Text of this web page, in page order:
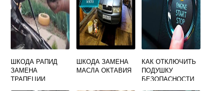
ШКОДА РАПИД
ЗАМЕНА
ТРАПЕЦИИ
ШКОДА ЗАМЕНА
МАСЛА ОКТАВИЯ
КАК ОТКЛЮЧИТЬ
ПОДУШКУ
БЕЗОПАСНОСТИ